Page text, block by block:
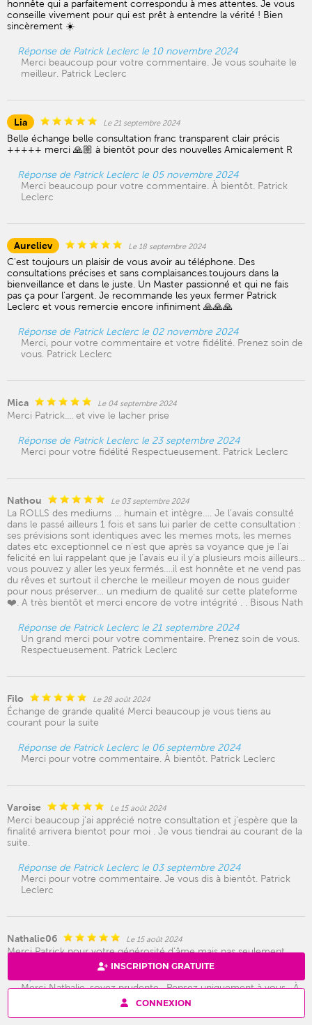
INSCRIPTION GRATUITE
CONNEXION
honnête qui a parfaitement correspondu à mes attentes. Je vous
conseille vivement pour qui est prêt à entendre la vérité ! Bien
sincèrement ☀️
Réponse de Patrick Leclerc le 10 novembre 2024
Merci beaucoup pour votre commentaire. Je vous souhaite le
meilleur. Patrick Leclerc
Lia Le 21 septembre 2024
Belle échange belle consultation franc transparent clair précis
+++++ merci 🙏🏼 à bientôt pour des nouvelles Amicalement R
Réponse de Patrick Leclerc le 05 novembre 2024
Merci beaucoup pour votre commentaire. À bientôt. Patrick
Leclerc
Aureliev Le 18 septembre 2024
C'est toujours un plaisir de vous avoir au téléphone. Des
consultations précises et sans complaisances.toujours dans la
bienveillance et dans le juste. Un Master passionné et qui ne fais
pas ça pour l'argent. Je recommande les yeux fermer Patrick
Leclerc et vous remercie encore infiniment 🙏🙏🙏
Réponse de Patrick Leclerc le 02 novembre 2024
Merci, pour votre commentaire et votre fidélité. Prenez soin de
vous. Patrick Leclerc
Mica Le 04 septembre 2024
Merci Patrick.... et vive le lacher prise
Réponse de Patrick Leclerc le 23 septembre 2024
Merci pour votre fidélité Respectueusement. Patrick Leclerc
Nathou Le 03 septembre 2024
La ROLLS des mediums … humain et intègre…. Je l’avais consulté
dans le passé ailleurs 1 fois et sans lui parler de cette consultation :
ses prévisions sont identiques avec les memes mots, les memes
dates etc exceptionnel ce n’est que après sa voyance que je l’ai
felicité en lui rappelant que je l’avais eu il y’a plusieurs mois ailleurs…
vous pouvez y aller les yeux fermés….il est honnête et ne vend pas
du rêves et surtout il cherche le meilleur moyen de nous guider
pour nous préserver… un medium de qualité sur cette plateforme
❤️. A très bientôt et merci encore de votre intégrité . . Bisous Nath
Réponse de Patrick Leclerc le 21 septembre 2024
Un grand merci pour votre commentaire. Prenez soin de vous.
Respectueusement. Patrick Leclerc
Filo Le 28 août 2024
Échange de grande qualité Merci beaucoup je vous tiens au
courant pour la suite
Réponse de Patrick Leclerc le 06 septembre 2024
Merci pour votre commentaire. À bientôt. Patrick Leclerc
Varoise Le 15 août 2024
Merci beaucoup j'ai apprécié notre consultation et j'espère que la
finalité arrivera bientot pour moi . Je vous tiendrai au courant de la
suite.
Réponse de Patrick Leclerc le 03 septembre 2024
Merci pour votre commentaire. Je vous dis à bientôt. Patrick
Leclerc
Nathalie06 Le 15 août 2024
Merci Patrick pour votre générosité d’âme mais pas seulement
Merci Nathalie, soyez prudente . Pensez uniquement à vous . À
bientôt. Patrick Leclerc.